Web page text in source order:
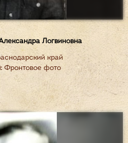
Логвиновна
край
Фронтовое фото